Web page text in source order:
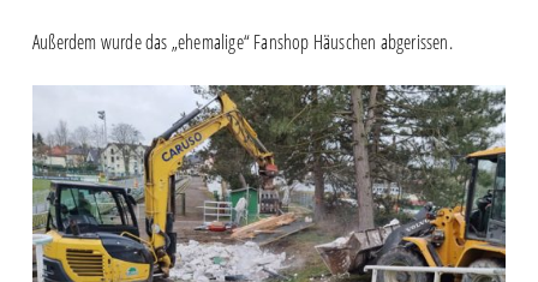
Außerdem wurde das „ehemalige“ Fanshop Häuschen abgerissen.